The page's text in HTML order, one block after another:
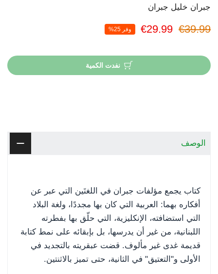
جبران خليل جبران
€39.99
€29.99 وفر 25%
نفدت الكمية
الوصف
كتاب يجمع مؤلفات جبران في اللغتَين التي عبر عن
أفكاره بهما: العربية التي كان بها مجددًا، ولغة البلاد
التي استضافته، الإنكليزية، التي حلّق بها بفطرته
اللبنانية، من غير أن يدرسها، بل بإبقائه على نمط كتابة
قديمة غدى غير مألوف. قضت عبقريته بالتجديد في
الأولى و"التعتيق" في الثانية، حتى تميز بالاثنتين.